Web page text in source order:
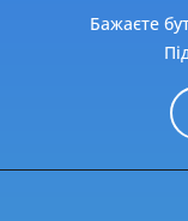
Бажаєте